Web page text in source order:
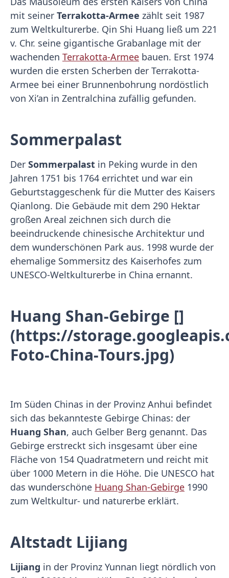
mit seiner Terrakotta-Armee zählt seit 1987
zum Weltkulturerbe. Qin Shi Huang ließ um 221
v. Chr. seine gigantische Grabanlage mit der
wachenden Terrakotta-Armee bauen. Erst 1974
wurden die ersten Scherben der Terrakotta-
Armee bei einer Brunnenbohrung nordöstlich
von Xi’an in Zentralchina zufällig gefunden.
Sommerpalast
Der Sommerpalast in Peking wurde in den
Jahren 1751 bis 1764 errichtet und war ein
Geburtstaggeschenk für die Mutter des Kaisers
Qianlong. Die Gebäude mit dem 290 Hektar
großen Areal zeichnen sich durch die
beeindruckende chinesische Architektur und
dem wunderschönen Park aus. 1998 wurde der
ehemalige Sommersitz des Kaiserhofes zum
UNESCO-Weltkulturerbe in China ernannt.
Huang Shan-Gebirge []
(https://
Foto-China-Tours.jpg)
Im Süden Chinas in der Provinz Anhui befindet
sich das bekannteste Gebirge Chinas: der
Huang Shan, auch Gelber Berg genannt. Das
Gebirge erstreckt sich insgesamt über eine
Fläche von 154 Quadratmetern und reicht mit
über 1000 Metern in die Höhe. Die UNESCO hat
das wunderschöne Huang Shan-Gebirge 1990
zum Weltkultur- und naturerbe erklärt.
Altstadt Lijiang
Lijiang in der Provinz Yunnan liegt nördlich von